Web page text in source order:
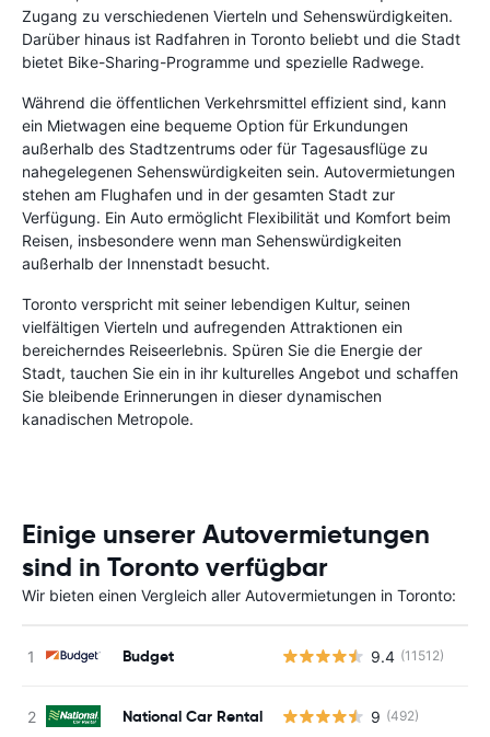
Zugang zu verschiedenen Vierteln und Sehenswürdigkeiten.
Darüber hinaus ist Radfahren in Toronto beliebt und die Stadt
bietet Bike-Sharing-Programme und spezielle Radwege.
Während die öffentlichen Verkehrsmittel effizient sind, kann
ein Mietwagen eine bequeme Option für Erkundungen
außerhalb des Stadtzentrums oder für Tagesausflüge zu
nahegelegenen Sehenswürdigkeiten sein. Autovermietungen
stehen am Flughafen und in der gesamten Stadt zur
Verfügung. Ein Auto ermöglicht Flexibilität und Komfort beim
Reisen, insbesondere wenn man Sehenswürdigkeiten
außerhalb der Innenstadt besucht.
Toronto verspricht mit seiner lebendigen Kultur, seinen
vielfältigen Vierteln und aufregenden Attraktionen ein
bereicherndes Reiseerlebnis. Spüren Sie die Energie der
Stadt, tauchen Sie ein in ihr kulturelles Angebot und schaffen
Sie bleibende Erinnerungen in dieser dynamischen
kanadischen Metropole.
Einige unserer Autovermietungen
sind in Toronto verfügbar
Wir bieten einen Vergleich aller Autovermietungen in Toronto:
Budget 9.4 (11512)
National Car Rental 9 (492)